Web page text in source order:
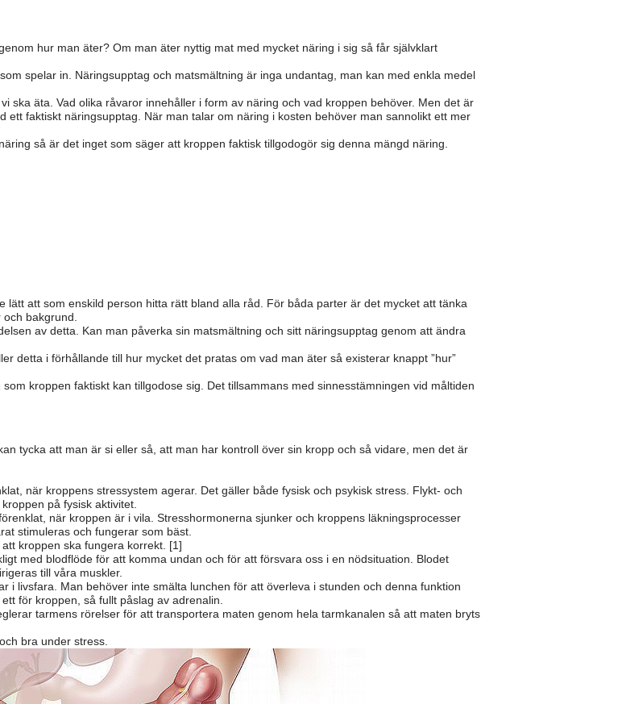
hur man äter? Om man äter nyttig mat med mycket näring i sig så får självklart
spelar in. Näringsupptag och matsmältning är inga undantag, man kan med enkla medel
ska äta. Vad olika råvaror innehåller i form av näring och vad kroppen behöver. Men det är
ett faktiskt näringsupptag. När man talar om näring i kosten behöver man sannolikt ett mer
så är det inget som säger att kroppen faktisk tillgodogör sig denna mängd näring.
att som enskild person hitta rätt bland alla råd. För båda parter är det mycket att tänka
bakgrund.
av detta. Kan man påverka sin matsmältning och sitt näringsupptag genom att ändra
detta i förhållande till hur mycket det pratas om vad man äter så existerar knappt ”hur”
kroppen faktiskt kan tillgodose sig. Det tillsammans med sinnesstämningen vid måltiden
tycka att man är si eller så, att man har kontroll över sin kropp och så vidare, men det är
när kroppens stressystem agerar. Det gäller både fysisk och psykisk stress. Flykt- och
på fysisk aktivitet.
när kroppen är i vila. Stresshormonerna sjunker och kroppens läkningsprocesser
stimuleras och fungerar som bäst.
kroppen ska fungera korrekt. [1]
med blodflöde för att komma undan och för att försvara oss i en nödsituation. Blodet
till våra muskler.
i livsfara. Man behöver inte smälta lunchen för att överleva i stunden och denna funktion
för kroppen, så fullt påslag av adrenalin.
tarmens rörelser för att transportera maten genom hela tarmkanalen så att maten bryts
bra under stress.